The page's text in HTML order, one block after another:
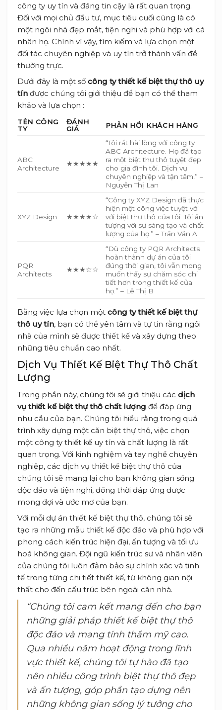
công ty uy tín và đáng tin cậy là rất quan trọng.
Đối với mọi chủ đầu tư, mục tiêu cuối cùng là có
một ngôi nhà đẹp mắt, tiện nghi và phù hợp với cá
nhân họ. Chính vì vậy, tìm kiếm và lựa chọn một
đối tác chuyên nghiệp và uy tín trở thành vấn đề
thường trực.
Dưới đây là một số công ty thiết kế biệt thự thô uy
tín được chúng tôi giới thiệu để bạn có thể tham
khảo và lựa chọn :
TÊN CÔNG
TY
ĐÁNH
GIÁ
PHẢN HỒI KHÁCH HÀNG
ABC
Architecture
★★★★★
“Tôi rất hài lòng với công ty
ABC Architecture. Họ đã tạo
ra một biệt thự thô tuyệt đẹp
cho gia đình tôi. Dịch vụ
chuyên nghiệp và tận tâm!” –
Nguyễn Thị Lan
XYZ Design ★★★★☆
“Công ty XYZ Design đã thực
hiện một công việc tuyệt vời
với biệt thự thô của tôi. Tôi ấn
tượng với sự sáng tạo và chất
lượng của họ.” – Trần Văn A
PQR
Architects
★★★☆☆
“Dù công ty PQR Architects
hoàn thành dự án của tôi
đúng thời gian, tôi vẫn mong
muốn thấy sự chăm sóc chi
tiết hơn trong thiết kế của
họ.” – Lê Thị B
Bằng việc lựa chọn một công ty thiết kế biệt thự
thô uy tín, bạn có thể yên tâm và tự tin rằng ngôi
nhà của mình sẽ được thiết kế và xây dựng theo
những tiêu chuẩn cao nhất.
Dịch Vụ Thiết Kế Biệt Thự Thô Chất
Lượng
Trong phần này, chúng tôi sẽ giới thiệu các dịch
vụ thiết kế biệt thự thô chất lượng để đáp ứng
nhu cầu của bạn. Chúng tôi hiểu rằng trong quá
trình xây dựng một căn biệt thự thô, việc chọn
một công ty thiết kế uy tín và chất lượng là rất
quan trọng. Với kinh nghiệm và tay nghề chuyên
nghiệp, các dịch vụ thiết kế biệt thự thô của
chúng tôi sẽ mang lại cho bạn không gian sống
độc đáo và tiện nghi, đồng thời đáp ứng được
mong đợi và ước mơ của bạn.
Với mỗi dự án thiết kế biệt thự thô, chúng tôi sẽ
tạo ra những mẫu thiết kế độc đáo và phù hợp với
phong cách kiến trúc hiện đại, ấn tượng và tối ưu
hoá không gian. Đội ngũ kiến trúc sư và nhân viên
của chúng tôi luôn đảm bảo sự chính xác và tinh
tế trong từng chi tiết thiết kế, từ không gian nội
thất cho đến cấu trúc bên ngoài căn nhà.
“Chúng tôi cam kết mang đến cho bạn
những giải pháp thiết kế biệt thự thô
độc đáo và mang tính thẩm mỹ cao.
Qua nhiều năm hoạt động trong lĩnh
vực thiết kế, chúng tôi tự hào đã tạo
nên nhiều công trình biệt thự thô đẹp
và ấn tượng, góp phần tạo dựng nên
những không gian sống lý tưởng cho